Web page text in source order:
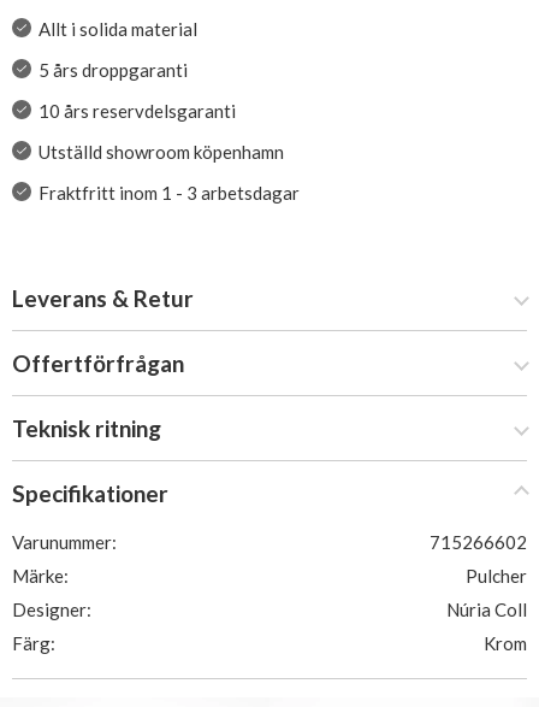
Allt i solida material
5 års droppgaranti
10 års reservdelsgaranti
Utställd showroom köpenhamn
Fraktfritt inom 1 - 3 arbetsdagar
Leverans & Retur
Offertförfrågan
Teknisk ritning
Specifikationer
Varunummer:
715266602
Märke:
Pulcher
Designer:
Núria Coll
Färg:
Krom